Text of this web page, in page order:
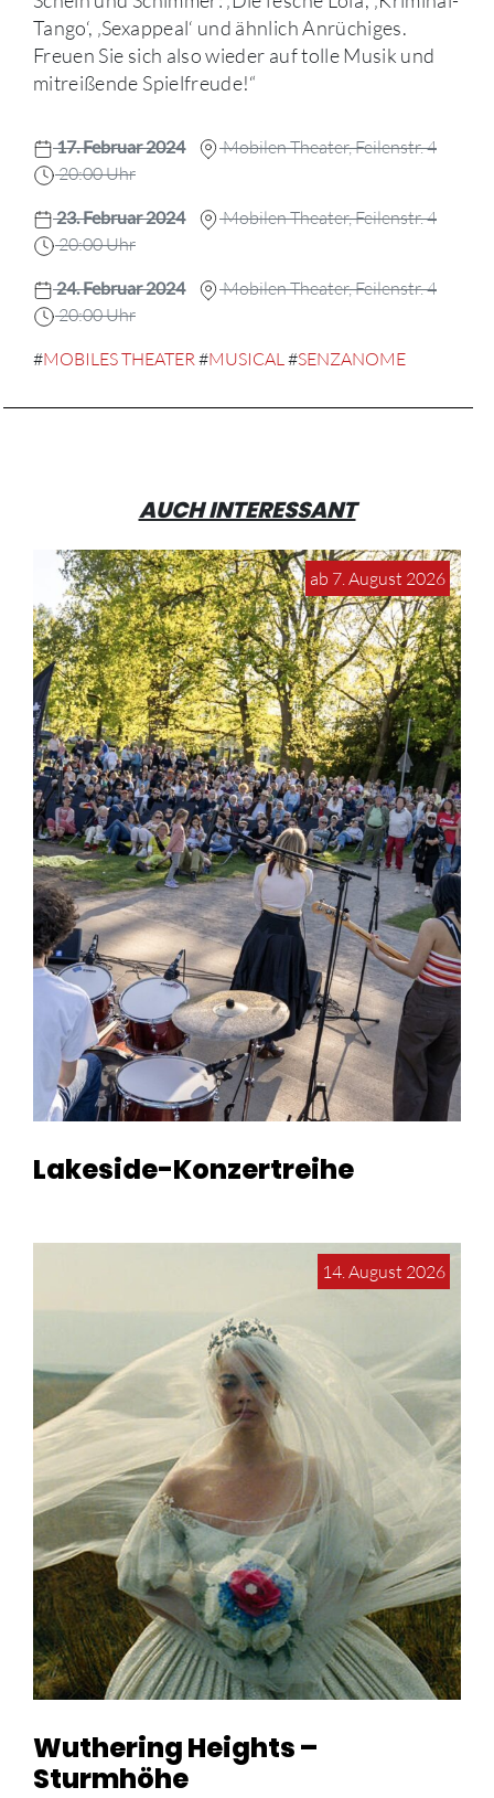
Tango‘, ‚Sexappeal‘ und ähnlich Anrüchiges.
Freuen Sie sich also wieder auf tolle Musik und
mitreißende Spielfreude!“
17. Februar 2024
Mobilen Theater, Feilenstr. 4
20:00 Uhr
23. Februar 2024
Mobilen Theater, Feilenstr. 4
20:00 Uhr
24. Februar 2024
Mobilen Theater, Feilenstr. 4
20:00 Uhr
#MOBILES THEATER#MUSICAL#SENZANOME
AUCH INTERESSANT
ab 7. August 2026
Lakeside-Konzertreihe
14. August 2026
Wuthering Heights –
Sturmhöhe